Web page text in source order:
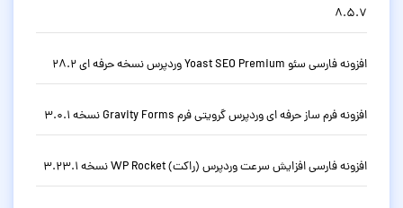
8.5.7
افزونه فارسی سئو Yoast SEO Premium وردپرس نسخه حرفه ای 28.2
افزونه فرم ساز حرفه ای وردپرس گرویتی فرم Gravity Forms نسخه 3.0.1
افزونه فارسی افزایش سرعت وردپرس (راکت) WP Rocket نسخه 3.23.1